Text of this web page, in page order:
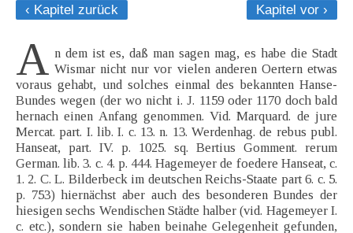
‹ Kapitel zurück Kapitel vor ›
A n dem ist es, daß man sagen mag, es habe die Stadt
Wismar nicht nur vor vielen anderen Oertern etwas
voraus gehabt, und solches einmal des bekannten Hanse-
Bundes wegen (der wo nicht i. J. 1159 oder 1170 doch bald
hernach einen Anfang genommen. Vid. Marquard. de jure
Mercat. part. I. lib. I. c. 13. n. 13. Werdenhag. de rebus publ.
Hanseat, part. IV. p. 1025. sq. Bertius Gomment. rerum
German. lib. 3. c. 4. p. 444. Hagemeyer de foedere Hanseat, c.
1. 2. C. L. Bilderbeck im deutschen Reichs-Staate part 6. c. 5.
p. 753) hiernächst aber auch des besonderen Bundes der
hiesigen sechs Wendischen Städte halber (vid. Hagemeyer I.
c. etc.), sondern sie haben beinahe Gelegenheit gefunden,